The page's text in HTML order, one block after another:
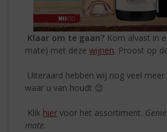
Klaar om te gaan? Kom alvast in
mate) met dezewijnen. Proost op
Uiteraard hebben wij nog veel meer
waar u van houdt 😉
Klik hier voor het assortiment.
mate.